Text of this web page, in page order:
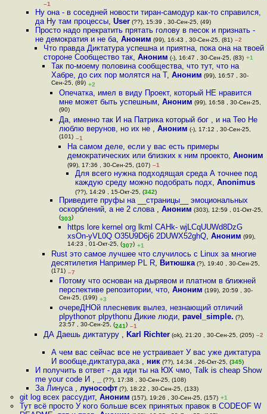
–1
Ну она - в соседней новости тиран-самодур как-то справился,
да Ну там процессы,User (??), 15:39 , 30-Сен-25, (49)
Просто надо прекратить прятать голову в песок и признать -
не демократия и не ба,Аноним (99), 16:43 , 30-Сен-25, (81) –2
Что правда Диктатура успешна и приятна, пока она на твоей
стороне Сообщество так, Аноним (-), 16:47 , 30-Сен-25, (83) +1
Так по-моему половина сообщества, что тут, что на
Хабре, до сих пор молятся на Т, Аноним (99), 16:57 , 30-
Сен-25, (89) +2
Опечатка, имел в виду Проект, который НЕ нравится
мне может быть успешным,Аноним (99), 16:58 , 30-Сен-25,
(90)
Да, именно так И на Патрика который бог , и на Тео Не
люблю верунов, но их не ,Аноним (-), 17:12 , 30-Сен-25,
(101) –1
На самом деле, если у вас есть примеры
демократических или близких к ним проекто, Аноним
(99), 17:36 , 30-Сен-25, (107) –1
Для всего нужна подходящая среда А точнее под
каждую среду можно подобрать подх, Anonimus
(??), 14:29 , 15-Окт-25, (342)
Приведите пруфы на __страницы__ эмоциональных
оскорблений, а не 2 слова ,Аноним (303), 12:59 , 01-Окт-25,
(303)
https lore kernel org lkml CAHk- wjLCqUUWd8DzG
xsOn-yVL0Q O35U9D6j6 2DUWX52ghQ, Аноним (99),
14:23 , 01-Окт-25, (307) +1
Rust это самое лучшее что случилось с Linux за многие
десятилетия Например PL R, Витюшка(?), 19:40 , 30-Сен-25,
(171) –7
Потому что основан на дырявом и платном в ближней
перспективе репозитории, что,Аноним (199), 20:59 , 30-
Сен-25, (199) +3
очереДНОй плесневик вылез, незнающий отличий
plpythonот plpythonu Дикие люди,pavel_simple. (?),
23:57 , 30-Сен-25, (241) –1
ДА Даешь диктатуру , Karl Richter(ok), 21:20 , 30-Сен-25, (205) –2
А чем вас сейчас все не устраивает У вас уже диктатура
И вообще,диктатура,ака , ник(??), 14:34 , 26-Окт-25, (345)
И получить в ответ - да иди ты на ЮХ чмо, Talk is cheap Show
me your code И , (??), 17:38 , 30-Сен-25, (108)
За Линуса ,лунософт (?), 18:22 , 30-Сен-25, (133)
git log всех рассудит, Аноним (157), 19:26 , 30-Сен-25, (157) +1
Тут всё просто У кого больше всех принятых правок в CODEOF W